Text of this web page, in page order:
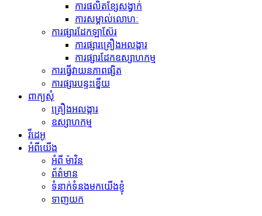
ការផលិតខ្សែសង្វាក់
ការសម្គាល់លោហៈ
ការផ្សារដែកឡាស៊ែរ
ការផ្សារគ្រឿងអលង្ការ
ការផ្សារដែកឧស្សាហកម្ម
ការធ្វើ​វាយនភាព​ផ្សិត
ការផ្សារបន្ទះខ្នើយ
ពាក្យសុំ
គ្រឿងអលង្ការ
ឧស្សាហកម្ម
វីដេអូ
អំពីយើង
អំពី ម៉ាវិន
ព័ត៌មាន
ទំនាក់ទំនងមកយើងខ្ញុំ
ទាញយក